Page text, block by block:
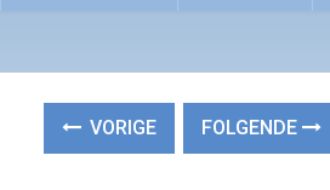
VORIGE FOLGENDE